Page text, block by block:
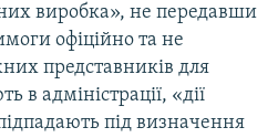
виробка», не передавши
офіційно та не
представників для
адміністрації, «дії
під визначення